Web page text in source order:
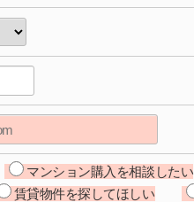
マンション購入を相談したい
賃貸物件を探してほしい